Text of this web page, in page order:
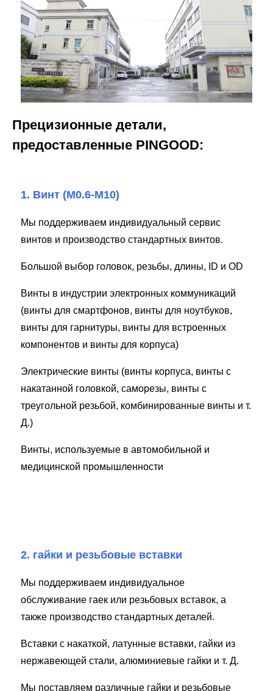
Прецизионные детали,
предоставленные PINGOOD:
1. Винт (M0.6-M10)
Мы поддерживаем индивидуальный сервис
винтов и производство стандартных винтов.
Большой выбор головок, резьбы, длины, ID и OD
Винты в индустрии электронных коммуникаций
(винты для смартфонов, винты для ноутбуков,
винты для гарнитуры, винты для встроенных
компонентов и винты для корпуса)
Электрические винты (винты корпуса, винты с
накатанной головкой, саморезы, винты с
треугольной резьбой, комбинированные винты и т.
Д.)
Винты, используемые в автомобильной и
медицинской промышленности
2. гайки и резьбовые вставки
Мы поддерживаем индивидуальное
обслуживание гаек или резьбовых вставок, а
также производство стандартных деталей.
Вставки с накаткой, латунные вставки, гайки из
нержавеющей стали, алюминиевые гайки и т. Д.
Мы поставляем различные гайки и резьбовые